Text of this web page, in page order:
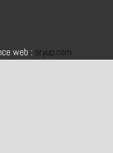
web : aryup.com